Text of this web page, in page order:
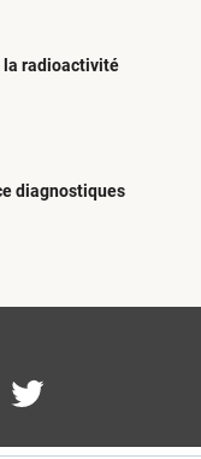
la radioactivité
diagnostiques